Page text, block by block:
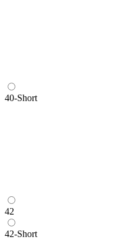
40-Short
42
42-Short